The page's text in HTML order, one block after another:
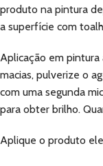
produto na pintura
a superfície com
Aplicação em pintura
macias, pulverize o
com uma segunda
para obter brilho.
Aplique o produto